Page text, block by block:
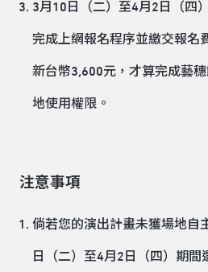
3月10日（二）至4月2日（四
完成上網報名程序並繳交報名
新台幣3,600元，才算完成藝
地使用權限。
注意事項
倘若您的演出計畫未獲場地自
日（二）至4月2日（四）期間